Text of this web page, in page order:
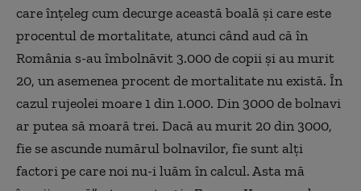
care înţeleg cum decurge această boală şi care este
procentul de mortalitate, atunci când aud că în
România s-au îmbolnăvit 3.000 de copii şi au murit
20, un asemenea procent de mortalitate nu există. În
cazul rujeolei moare 1 din 1.000. Din 3000 de bolnavi
ar putea să moară trei. Dacă au murit 20 din 3000,
fie se ascunde numărul bolnavilor, fie sunt alţi
factori pe care noi nu-i luăm în calcul. Asta mă